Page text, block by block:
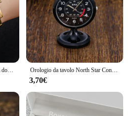
Orologio da tavolo North Star Controlla l'ora Orologio da comodino Semplice allarme elettronico Orologio da tavolo con luce notturna Orologio al quarzo Orologio da tasca
3,70€